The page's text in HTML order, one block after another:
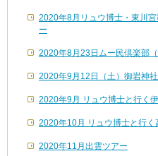
2020年8月リュウ博士・東川
ー
2020年8月23日ムー民倶楽部
2020年9月12日（土）御岩神
2020年9月 リュウ博士と行く
2020年10月 リュウ博士と行く
2020年11月出雲ツアー